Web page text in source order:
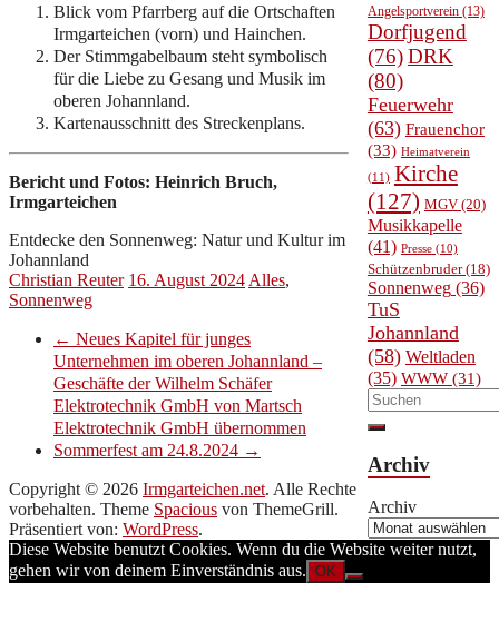
Blick vom Pfarrberg auf die Ortschaften
Irmgarteichen (vorn) und Hainchen.
Der Stimmgabelbaum steht symbolisch
für die Liebe zu Gesang und Musik im
oberen Johannland.
Kartenausschnitt des Streckenplans.
Bericht und Fotos: Heinrich Bruch,
Irmgarteichen
Entdecke den Sonnenweg: Natur und Kultur im
Johannland
Christian Reuter 16. August 2024 Alles,
Sonnenweg
← Neues Kapitel für junges
Unternehmen im oberen Johannland –
Geschäfte der Wilhelm Schäfer
Elektrotechnik GmbH von Martsch
Elektrotechnik GmbH übernommen
Sommerfest am 24.8.2024 →
Angelsportverein(13)
Dorfjugend
(76)DRK
(80)
Feuerwehr
(63) Frauenchor
(33) Heimatverein
(11) Kirche
(127) MGV(20)
Musikkapelle
(41) Presse(10)
Schützenbruder(18)
Sonnenweg(36)
TuS
Johannland
(58) Weltladen
(35) WWW(31)
Archiv
Archiv
Copyright © 2026 Irmgarteichen.net. Alle Rechte
vorbehalten. Theme Spacious von ThemeGrill.
Präsentiert von: WordPress.
Diese Website benutzt Cookies. Wenn du die Website weiter nutzt,
gehen wir von deinem Einverständnis aus. OK